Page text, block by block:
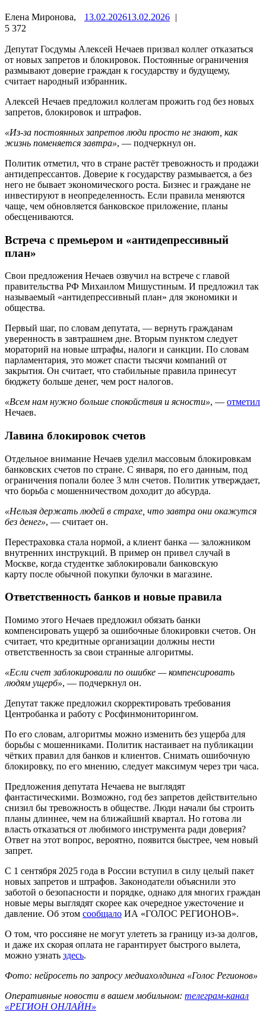
Елена Миронова, 13.02.202613.02.2026 |
5 372
Депутат Госдумы Алексей Нечаев призвал коллег отказаться
от новых запретов и блокировок. Постоянные ограничения
размывают доверие граждан к государству и будущему,
считает народный избранник.
Алексей Нечаев предложил коллегам прожить год без новых
запретов, блокировок и штрафов.
«Из-за постоянных запретов люди просто не знают, как
жизнь поменяется завтра», — подчеркнул он.
Политик отметил, что в стране растёт тревожность и продажи
антидепрессантов. Доверие к государству размывается, а без
него не бывает экономического роста. Бизнес и граждане не
инвестируют в неопределенность. Если правила меняются
чаще, чем обновляется банковское приложение, планы
обесцениваются.
Встреча с премьером и «антидепрессивный
план»
Свои предложения Нечаев озвучил на встрече с главой
правительства РФ Михаилом Мишустиным. И предложил так
называемый «антидепрессивный план» для экономики и
общества.
Первый шаг, по словам депутата, — вернуть гражданам
уверенность в завтрашнем дне. Вторым пунктом следует
мораторий на новые штрафы, налоги и санкции. По словам
парламентария, это может спасти тысячи компаний от
закрытия. Он считает, что стабильные правила принесут
бюджету больше денег, чем рост налогов.
«Всем нам нужно больше спокойствия и ясности», — отметил
Нечаев.
Лавина блокировок счетов
Отдельное внимание Нечаев уделил массовым блокировкам
банковских счетов по стране. С января, по его данным, под
ограничения попали более 3 млн счетов. Политик утверждает,
что борьба с мошенничеством доходит до абсурда.
«Нельзя держать людей в страхе, что завтра они окажутся
без денег», — считает он.
Перестраховка стала нормой, а клиент банка — заложником
внутренних инструкций. В пример он привел случай в
Москве, когда студентке заблокировали банковскую
карту после обычной покупки булочки в магазине.
Ответственность банков и новые правила
Помимо этого Нечаев предложил обязать банки
компенсировать ущерб за ошибочные блокировки счетов. Он
считает, что кредитные организации должны нести
ответственность за свои странные алгоритмы.
«Если счет заблокировали по ошибке — компенсировать
людям ущерб», — подчеркнул он.
Депутат также предложил скорректировать требования
Центробанка и работу с Росфинмониторингом.
По его словам, алгоритмы можно изменить без ущерба для
борьбы с мошенниками. Политик настаивает на публикации
чётких правил для банков и клиентов. Снимать ошибочную
блокировку, по его мнению, следует максимум через три часа.
Предложения депутата Нечаева не выглядят
фантастическими. Возможно, год без запретов действительно
снизил бы тревожность в обществе. Люди начали бы строить
планы длиннее, чем на ближайший квартал. Но готова ли
власть отказаться от любимого инструмента ради доверия?
Ответ на этот вопрос, вероятно, появится быстрее, чем новый
запрет.
С 1 сентября 2025 года в России вступил в силу целый пакет
новых запретов и штрафов. Законодатели объяснили это
заботой о безопасности и порядке, однако для многих граждан
новые меры выглядят скорее как очередное ужесточение и
давление. Об этом сообщало ИА «ГОЛОС РЕГИОНОВ».
О том, что россияне не могут улететь за границу из-за долгов,
и даже их скорая оплата не гарантирует быстрого вылета,
можно узнать здесь.
Фото: нейросеть по запросу медиахолдинга «Голос Регионов»
Оперативные новости в вашем мобильном: телеграм-канал
«РЕГИОН ОНЛАЙН»